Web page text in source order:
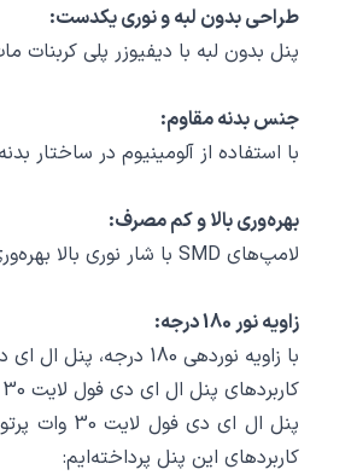
طراحی بدون لبه و نوری یکدست:
پنل بدون لبه با دیفیوزر پلی کربنات
جنس بدنه مقاوم:
با استفاده از آلومینیوم در ساختار
بهره‌وری بالا و کم مصرف:
لامپ‌های SMD با شار نوری بالا بهره‌وری انرژی بالا و مصرف کم را فراهم می‌آورند که در نتیجه منجر به کاهش هزینه‌های انرژی می‌شود.
زاویه نور 180 درجه:
با زاویه نوردهی 180 درجه، پنل ال ای دی فول لایت پرتو درخشان توانایی پوشش گسترده‌ای از فضاها را فراهم می‌آورد.
کاربردهای پنل ال ای دی فول لایت 30 وات پرتو درخشان
پنل ال
کاربردهای این پنل پرداخته‌ایم: